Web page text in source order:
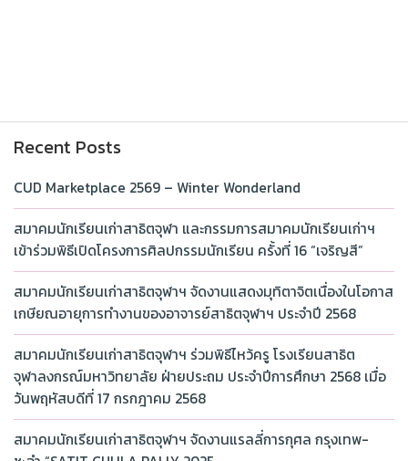
Recent Posts
CUD Marketplace 2569 – Winter Wonderland
สมาคมนักเรียนเก่าสาธิตจุฬา และกรรมการสมาคมนักเรียนเก่าฯ
เข้าร่วมพิธีเปิดโครงการศิลปกรรมนักเรียน ครั้งที่ 16 “เจริญสี”
สมาคมนักเรียนเก่าสาธิตจุฬาฯ จัดงานแสดงมุทิตาจิตเนื่องในโอกาส
เกษียณอายุการทำงานของอาจารย์สาธิตจุฬาฯ ประจำปี 2568
สมาคมนักเรียนเก่าสาธิตจุฬาฯ ร่วมพิธีไหว้ครู โรงเรียนสาธิต
จุฬาลงกรณ์มหาวิทยาลัย ฝ่ายประถม ประจำปีการศึกษา 2568 เมื่อ
วันพฤหัสบดีที่ 17 กรกฎาคม 2568
สมาคมนักเรียนเก่าสาธิตจุฬาฯ จัดงานแรลลี่การกุศล กรุงเทพ-